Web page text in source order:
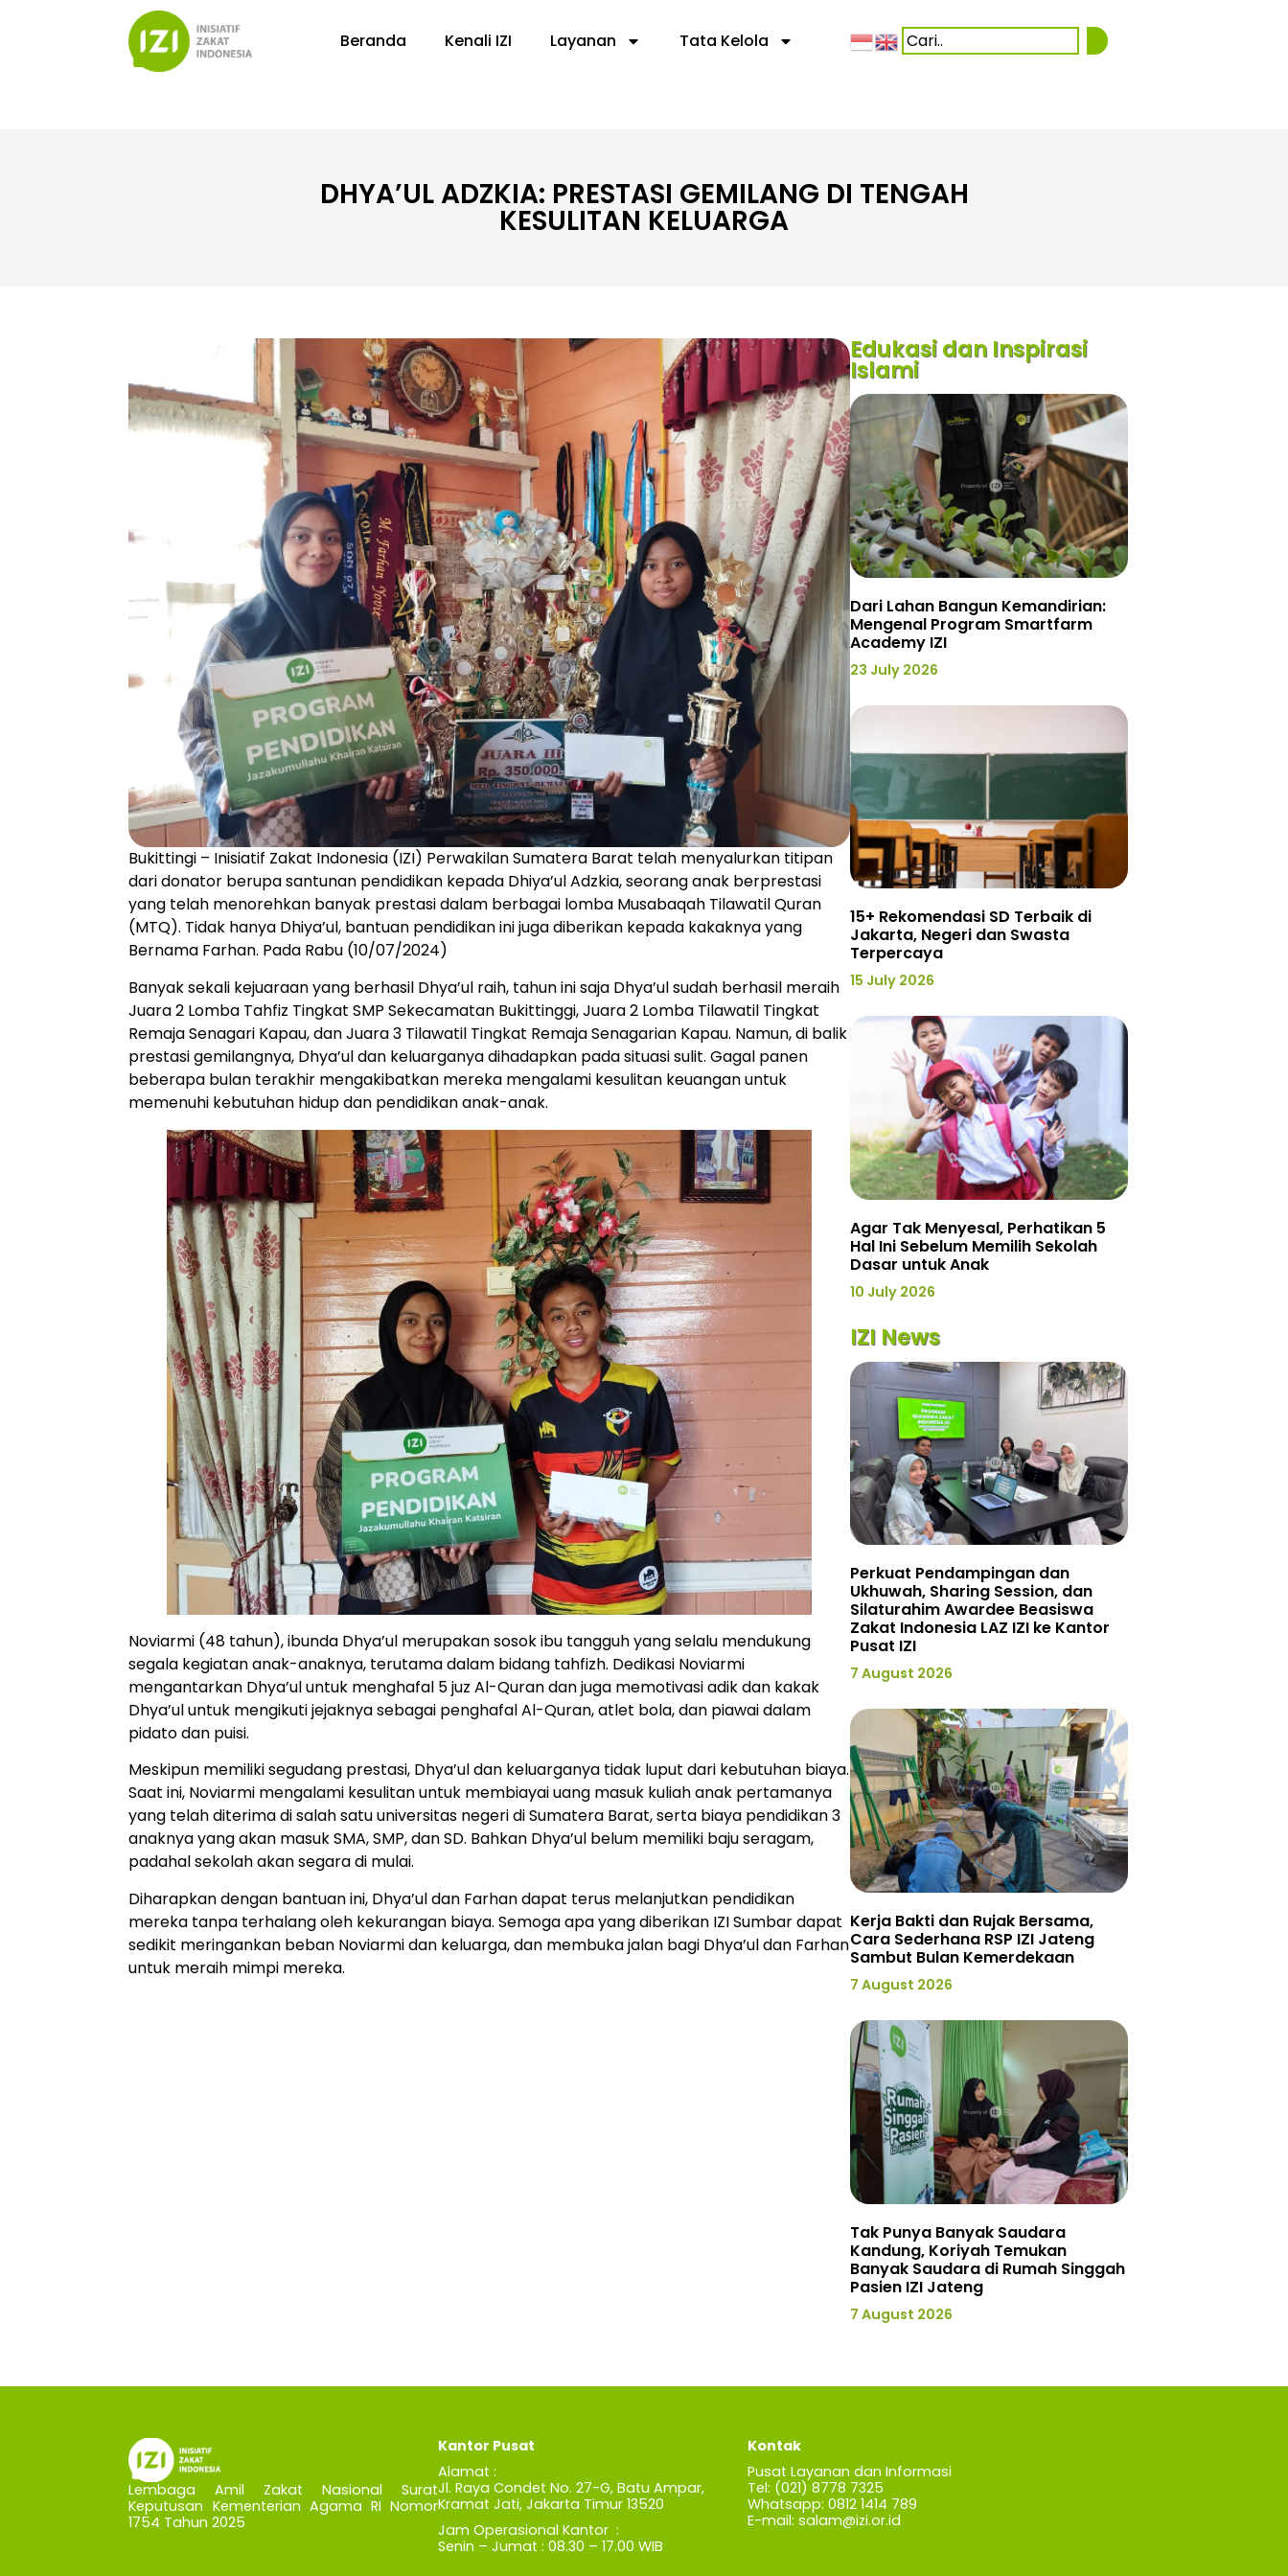
Beranda Kenali IZI Layanan Tata Kelola
DHYA’UL ADZKIA: PRESTASI GEMILANG DI TENGAH
KESULITAN KELUARGA
Bukittingi – Inisiatif Zakat Indonesia (IZI) Perwakilan Sumatera Barat telah menyalurkan titipan
dari donator berupa santunan pendidikan kepada Dhiya’ul Adzkia, seorang anak berprestasi
yang telah menorehkan banyak prestasi dalam berbagai lomba Musabaqah Tilawatil Quran
(MTQ). Tidak hanya Dhiya’ul, bantuan pendidikan ini juga diberikan kepada kakaknya yang
Bernama Farhan. Pada Rabu (10/07/2024)
Banyak sekali kejuaraan yang berhasil Dhya’ul raih, tahun ini saja Dhya’ul sudah berhasil meraih
Juara 2 Lomba Tahfiz Tingkat SMP Sekecamatan Bukittinggi, Juara 2 Lomba Tilawatil Tingkat
Remaja Senagari Kapau, dan Juara 3 Tilawatil Tingkat Remaja Senagarian Kapau. Namun, di balik
prestasi gemilangnya, Dhya’ul dan keluarganya dihadapkan pada situasi sulit. Gagal panen
beberapa bulan terakhir mengakibatkan mereka mengalami kesulitan keuangan untuk
memenuhi kebutuhan hidup dan pendidikan anak-anak.
Noviarmi (48 tahun), ibunda Dhya’ul merupakan sosok ibu tangguh yang selalu mendukung
segala kegiatan anak-anaknya, terutama dalam bidang tahfizh. Dedikasi Noviarmi
mengantarkan Dhya’ul untuk menghafal 5 juz Al-Quran dan juga memotivasi adik dan kakak
Dhya’ul untuk mengikuti jejaknya sebagai penghafal Al-Quran, atlet bola, dan piawai dalam
pidato dan puisi.
Meskipun memiliki segudang prestasi, Dhya’ul dan keluarganya tidak luput dari kebutuhan biaya.
Saat ini, Noviarmi mengalami kesulitan untuk membiayai uang masuk kuliah anak pertamanya
yang telah diterima di salah satu universitas negeri di Sumatera Barat, serta biaya pendidikan 3
anaknya yang akan masuk SMA, SMP, dan SD. Bahkan Dhya’ul belum memiliki baju seragam,
padahal sekolah akan segara di mulai.
Diharapkan dengan bantuan ini, Dhya’ul dan Farhan dapat terus melanjutkan pendidikan
mereka tanpa terhalang oleh kekurangan biaya. Semoga apa yang diberikan IZI Sumbar dapat
sedikit meringankan beban Noviarmi dan keluarga, dan membuka jalan bagi Dhya’ul dan Farhan
untuk meraih mimpi mereka.
Edukasi dan Inspirasi
Islami
Dari Lahan Bangun Kemandirian:
Mengenal Program Smartfarm
Academy IZI
23 July 2026
15+ Rekomendasi SD Terbaik di
Jakarta, Negeri dan Swasta
Terpercaya
15 July 2026
Agar Tak Menyesal, Perhatikan 5
Hal Ini Sebelum Memilih Sekolah
Dasar untuk Anak
10 July 2026
IZI News
Perkuat Pendampingan dan
Ukhuwah, Sharing Session, dan
Silaturahim Awardee Beasiswa
Zakat Indonesia LAZ IZI ke Kantor
Pusat IZI
7 August 2026
Kerja Bakti dan Rujak Bersama,
Cara Sederhana RSP IZI Jateng
Sambut Bulan Kemerdekaan
7 August 2026
Tak Punya Banyak Saudara
Kandung, Koriyah Temukan
Banyak Saudara di Rumah Singgah
Pasien IZI Jateng
7 August 2026
Lembaga Amil Zakat Nasional Surat
Keputusan Kementerian Agama RI Nomor
1754 Tahun 2025
Kantor Pusat
Alamat :
Jl. Raya Condet No. 27-G, Batu Ampar,
Kramat Jati, Jakarta Timur 13520
Jam Operasional Kantor :
Senin – Jumat : 08.30 – 17.00 WIB
Kontak
Pusat Layanan dan Informasi
Tel: (021) 8778 7325
Whatsapp: 0812 1414 789
E-mail: salam@izi.or.id